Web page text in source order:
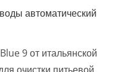
автоматический
9 от итальянской